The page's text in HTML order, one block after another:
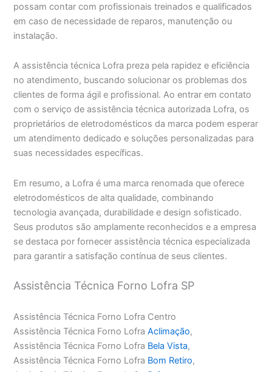
possam contar com profissionais treinados e qualificados
em caso de necessidade de reparos, manutenção ou
instalação.
A assistência técnica Lofra preza pela rapidez e eficiência
no atendimento, buscando solucionar os problemas dos
clientes de forma ágil e profissional. Ao entrar em contato
com o serviço de assistência técnica autorizada Lofra, os
proprietários de eletrodomésticos da marca podem esperar
um atendimento dedicado e soluções personalizadas para
suas necessidades específicas.
Em resumo, a Lofra é uma marca renomada que oferece
eletrodomésticos de alta qualidade, combinando
tecnologia avançada, durabilidade e design sofisticado.
Seus produtos são amplamente reconhecidos e a empresa
se destaca por fornecer assistência técnica especializada
para garantir a satisfação contínua de seus clientes.
Assistência Técnica Forno Lofra SP
Assistência Técnica Forno Lofra Centro
Assistência Técnica Forno LofraAclimação,
Assistência Técnica Forno Lofra Bela Vista,
Assistência Técnica Forno Lofra Bom Retiro,